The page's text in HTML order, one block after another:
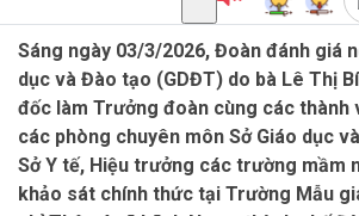
Sáng ngày 03/3/2026, Đoàn đánh giá
dục và Đào tạo (GDĐT) do bà Lê Thị
đốc làm Trưởng đoàn cùng các thành
các phòng chuyên môn Sở Giáo dục
Sở Y tế, Hiệu trưởng các trường mầm
khảo sát chính thức tại Trường Mẫu